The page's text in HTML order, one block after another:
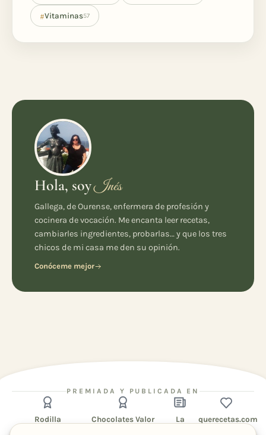
#Vitaminas57
Hola, soyInés
Gallega, de Ourense, enfermera de profesión y
cocinera de vocación. Me encanta leer recetas,
cambiarles ingredientes, probarlas… y que los tres
chicos de mi casa me den su opinión.
Conóceme mejor
PREMIADA Y PUBLICADA EN
Rodilla Chocolates Valor
La
querecetas.com